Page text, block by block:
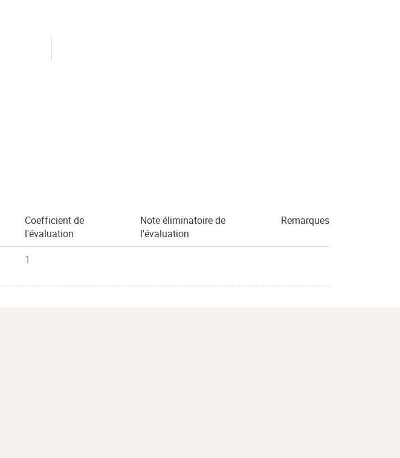
Coefficient de
l'évaluation
Note éliminatoire de
l'évaluation
Remarques
1